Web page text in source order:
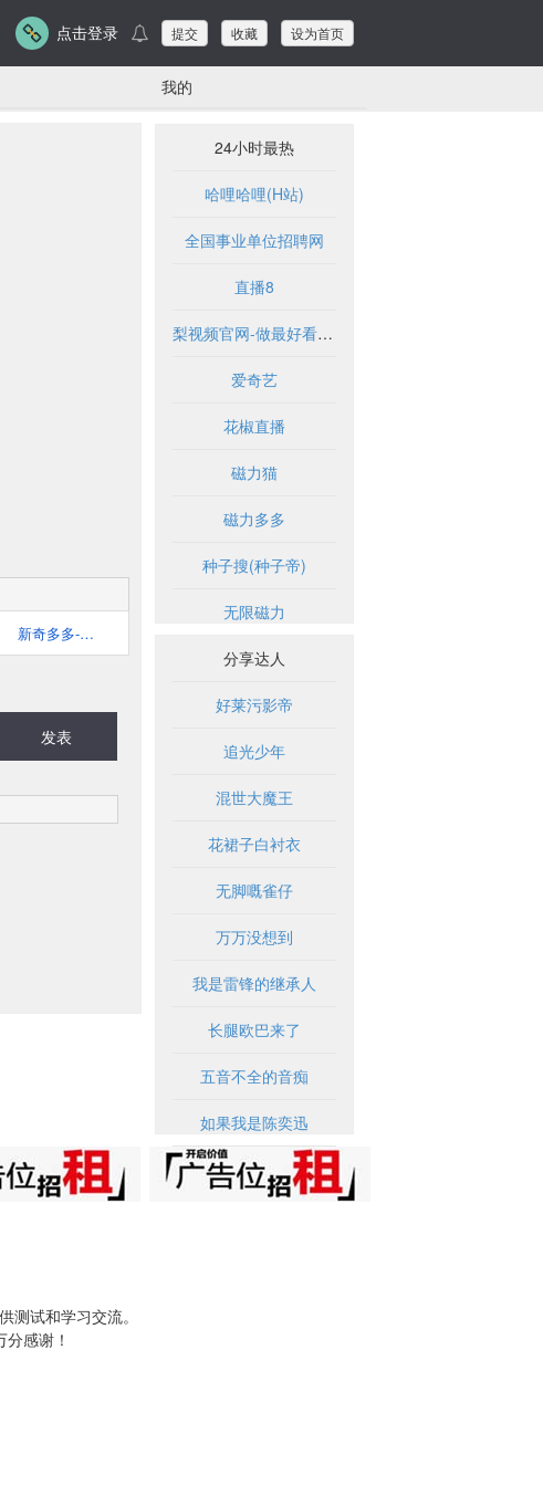
点击登录 提交 收藏 设为首页
我的
新奇多多-分享新奇设计、励志视频、各种好玩有趣事情的网站
发表
24小时最热
哈哩哈哩(H站)
全国事业单位招聘网
直播8
梨视频官网-做最好看的资讯短视频-Pear Video
爱奇艺
花椒直播
磁力猫
磁力多多
种子搜(种子帝)
无限磁力
分享达人
好莱污影帝
追光少年
混世大魔王
花裙子白衬衣
无脚嘅雀仔
万万没想到
我是雷锋的继承人
长腿欧巴来了
五音不全的音痴
如果我是陈奕迅
试和学习交流。
感谢！